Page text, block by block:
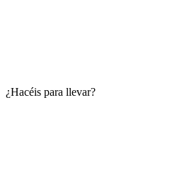
¿Hacéis para llevar?